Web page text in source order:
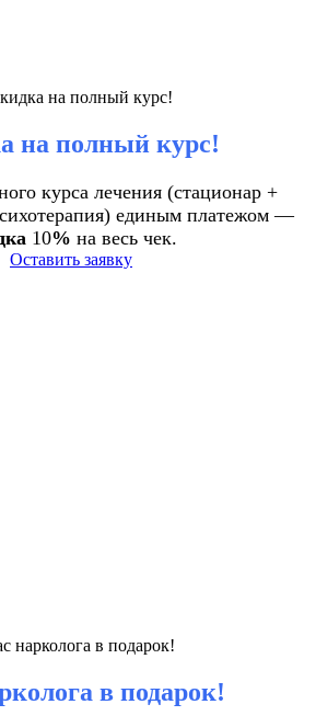
на полный курс!
курса лечения (стационар +
единым платежом —
10% на весь чек.
Оставить заявку
в подарок!